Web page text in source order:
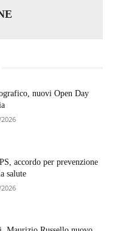
nuovi Open Day
accordo per prevenzione
salute